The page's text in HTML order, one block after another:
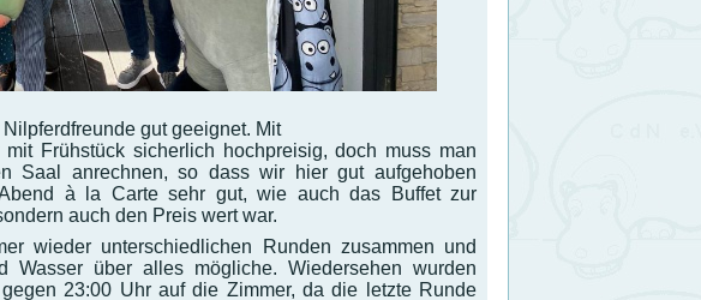
gut geeignet. Mit
Frühstück sicherlich hochpreisig, doch muss man
Saal anrechnen, so dass wir hier gut aufgehoben
à la Carte sehr gut, wie auch das Buffet zur
auch den Preis wert war.
wieder unterschiedlichen Runden zusammen und
Wasser über alles mögliche. Wiedersehen wurden
23:00 Uhr auf die Zimmer, da die letzte Runde